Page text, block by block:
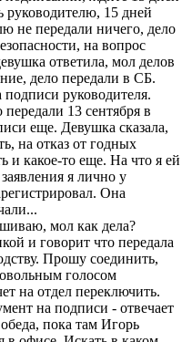
руководителю, 15 дней
не передали ничего, дело
на вопрос
ответила, мол делов
дело передали в СБ.
подписи руководителя.
13 сентября в
еще. Девушка сказала,
на отказ от годных
и какое-то еще. На что я ей
я лично у
Она
мол как дела?
и говорит что передала
Прошу соединить,
голосом
на отдел переключить.
на подписи - отвечает
пока там Игорь